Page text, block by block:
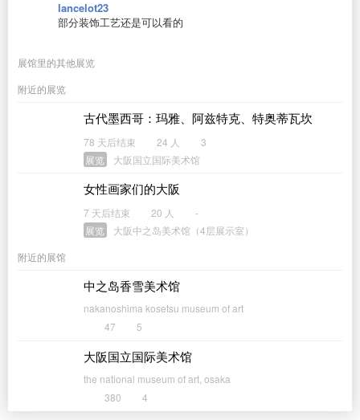
lancelot23
部分装饰工艺还是可以看的
展馆里的其他展览
附近的展览
古代墨西哥：玛雅、阿兹特克、特奥蒂瓦坎
78 天后结束 24 人
3
展览
大阪国立国际美术馆
女性画家们的大阪
7 天后结束 20 人
-
展览
大阪中之岛美术馆（4层展示室）
附近的展馆
中之岛香雪美术馆
nakanoshima kosetsu museum of art
47
5
大阪国立国际美术馆
the national museum of art, osaka
380
4